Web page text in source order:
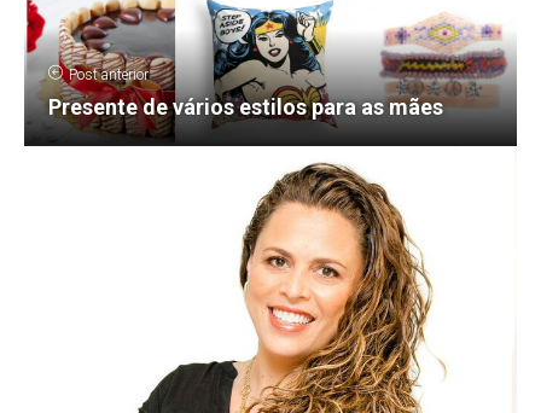
Post anterior
Presente de vários estilos para as mães